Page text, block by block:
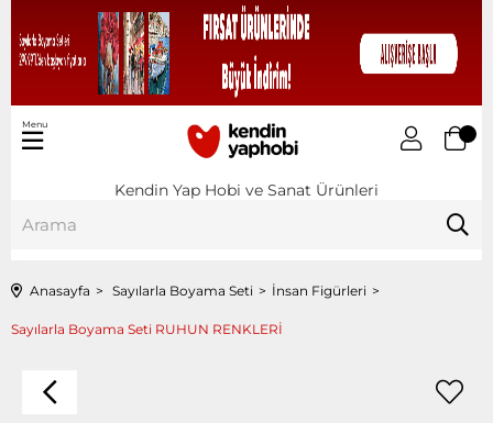
Kendin Yap Hobi ve Sanat Ürünleri
Menu
Anasayfa Sayılarla Boyama Seti İnsan Figürleri
Sayılarla Boyama Seti RUHUN RENKLERİ